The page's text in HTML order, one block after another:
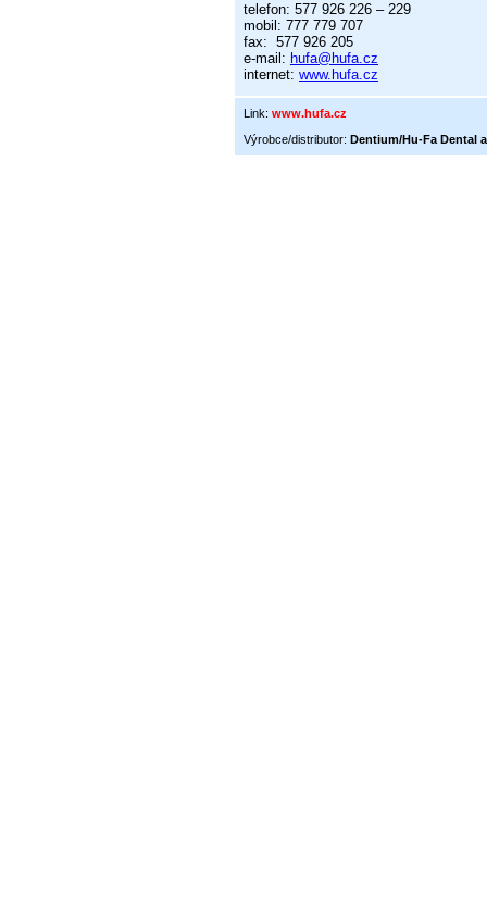
telefon: 577 926 226 – 229
mobil: 777 779 707
fax: 577 926 205
e-mail: hufa@hufa.cz
internet: www.hufa.cz
Link: www.hufa.cz
Výrobce/distributor: Dentium/Hu-Fa Dental